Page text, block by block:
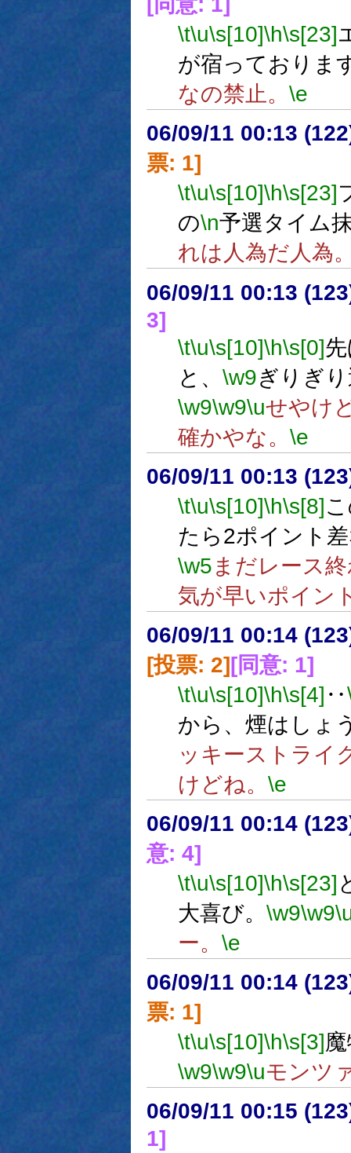
\t\u\s[10]\h\s[23]
が宿っておりま
なの禁止。 \e
06/09/11 00:13
票: 1]
\t\u\s[10]\h\s[23]
の\n予選タイム
れは人為だ人為
06/09/11 00:13
3]
\t\u\s[10]\h\s[0]
と、 \w9ぎりぎ
\w9\w9\uせやけ
確かやな。 \e
06/09/11 00:13
\t\u\s[10]\h\s[8]
たら2ポイント
\w5まだレース
気が早いポイン
06/09/11 00:14
[投票: 2][同意: 1]
\t\u\s[10]\h\s[4] ‥
から、煙はしょ
ッキーストライ
けどね。 \e
06/09/11 00:14
意: 4]
\t\u\s[10]\h\s[23]
大喜び。 \w9\w9
ー。 \e
06/09/11 00:14
票: 1]
\t\u\s[10]\h\s[3]
\w9\w9\uモンツ
06/09/11 00:15
1]